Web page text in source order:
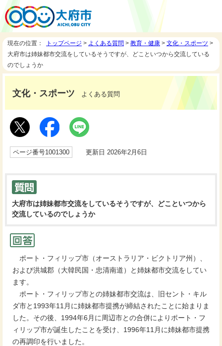
現在の位置： トップページ > よくある質問 > 教育・健康 > 文化・スポーツ >
大府市は姉妹都市交流をしているそうですが、どこといつから交流している
のでしょうか
文化・スポーツ よくある質問
ページ番号1001300 更新日 2026年2月6日
大府市は姉妹都市交流をしているそうですが、どこといつから
交流しているのでしょうか
ポート・フィリップ市（オーストラリア・ビクトリア州）、
および洪城郡（大韓民国・忠清南道）と姉妹都市交流をしてい
ます。
ポート・フィリップ市との姉妹都市交流は、旧セント・キル
ダ市と1993年11月に姉妹都市提携が締結されたことに始まりま
した。その後、1994年6月に周辺市との合併によりポート・フ
ィリップ市が誕生したことを受け、1996年11月に姉妹都市提携
の再調印を行いました。